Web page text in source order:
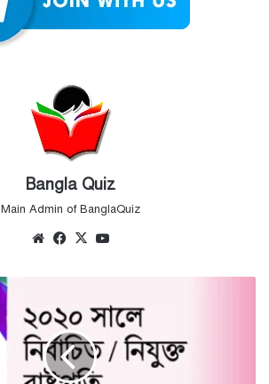
Bangla Quiz
Main Admin of BanglaQuiz
WebsiteFacebook
X